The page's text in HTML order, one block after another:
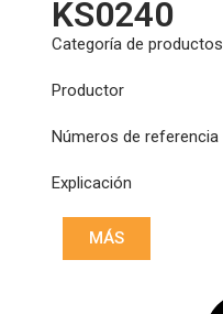
KS0240
Categoría de productos
Productor
Números de referencia
Explicación
MÁS